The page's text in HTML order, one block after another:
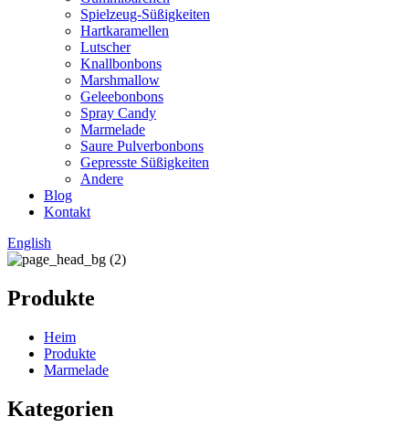
Spielzeug-Süßigkeiten
Hartkaramellen
Lutscher
Knallbonbons
Marshmallow
Geleebonbons
Spray Candy
Marmelade
Saure Pulverbonbons
Gepresste Süßigkeiten
Andere
Blog
Kontakt
English
Produkte
Heim
Produkte
Marmelade
Kategorien